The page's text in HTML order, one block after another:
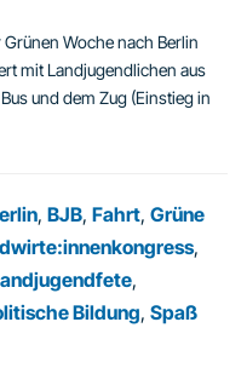
Woche nach Berlin
mit Landjugendlichen aus
und dem Zug (Einstieg in
, BJB, Fahrt, Grüne
,
,
Bildung, Spaß